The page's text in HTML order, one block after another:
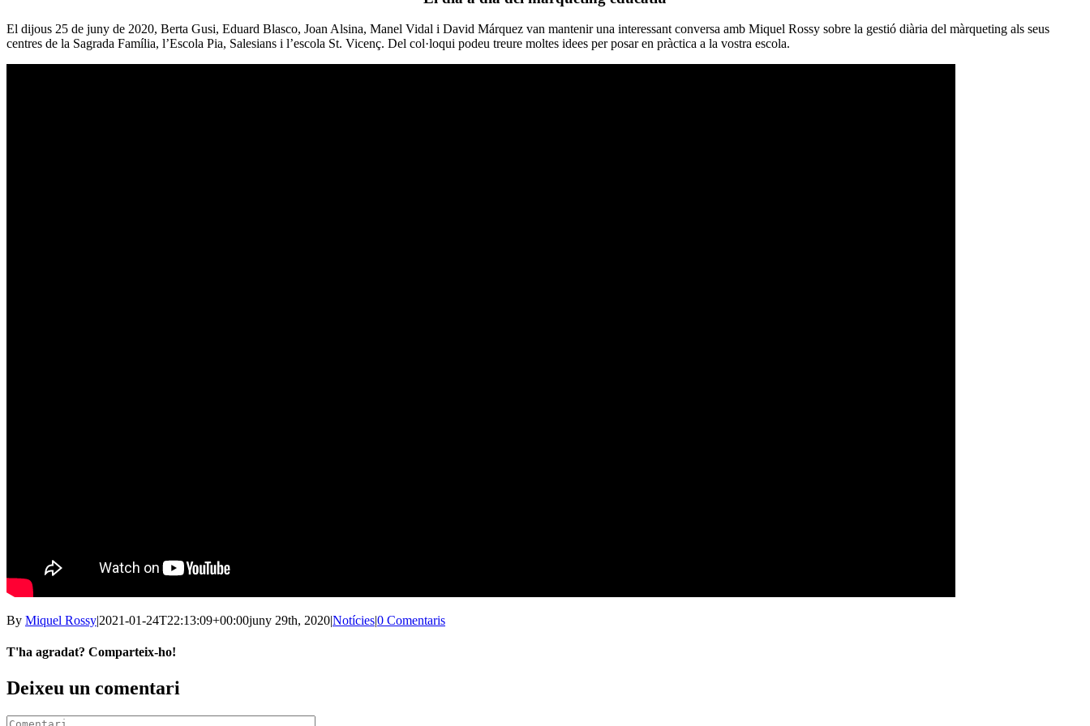
El dijous 25 de juny de 2020, Berta Gusi, Eduard Blasco, Joan Alsina, Manel Vidal i David Márquez van mantenir una interessant conversa amb Miquel Rossy sobre la gestió diària del màrqueting als seus
centres de la Sagrada Família, l’Escola Pia, Salesians i l’escola St. Vicenç. Del col·loqui podeu treure moltes idees per posar en pràctica a la vostra escola.
By Miquel Rossy|2021-01-24T22:13:09+00:00juny 29th, 2020|Notícies|0 Comentaris
T'ha agradat? Comparteix-ho!
Facebook
X
LinkedIn
WhatsApp
Telegram
Email:
Deixeu un comentari
Comment